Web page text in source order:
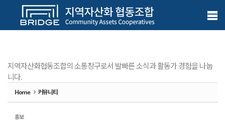
메뉴 건너뛰기
지역자산화협동조합의 소통창구로서 발빠른 소식과 활동가 경험을 나눕
니다.
Home 커뮤니티
홍보